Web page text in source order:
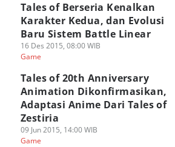
Tales of Berseria Kenalkan
Karakter Kedua, dan Evolusi
Baru Sistem Battle Linear
16 Des 2015, 08:00 WIB
Game
Tales of 20th Anniversary
Animation Dikonfirmasikan,
Adaptasi Anime Dari Tales of
Zestiria
09 Jun 2015, 14:00 WIB
Game